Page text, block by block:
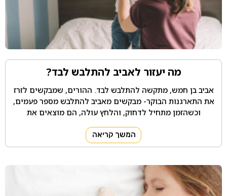
מה יעזור לאביב להתלבש לבד?
אביב בן חמש, מתקשה להתלבש לבד. ההורים, שמבקשים לזרז
את התארגנות הבוקר- מבקשים מאביב להתלבש מספר פעמים,
וכשהזמן מתחיל לדחוק, והלחץ עולה, הם מוצאים את
המשך קריאה